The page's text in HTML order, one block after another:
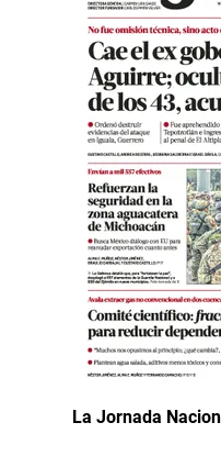
La Jornada